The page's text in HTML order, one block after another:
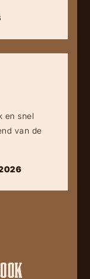
en snel
van de